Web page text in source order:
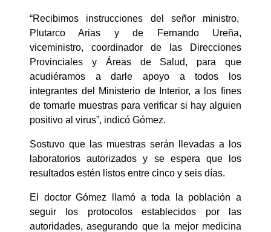
“Recibimos instrucciones del señor ministro,
Plutarco Arias y de Fernando Ureña,
viceministro, coordinador de las Direcciones
Provinciales y Áreas de Salud, para que
acudiéramos a darle apoyo a todos los
integrantes del Ministerio de Interior, a los fines
de tomarle muestras para verificar si hay alguien
positivo al virus”, indicó Gómez.
Sostuvo que las muestras serán llevadas a los
laboratorios autorizados y se espera que los
resultados estén listos entre cinco y seis días.
El doctor Gómez llamó a toda la población a
seguir los protocolos establecidos por las
autoridades, asegurando que la mejor medicina